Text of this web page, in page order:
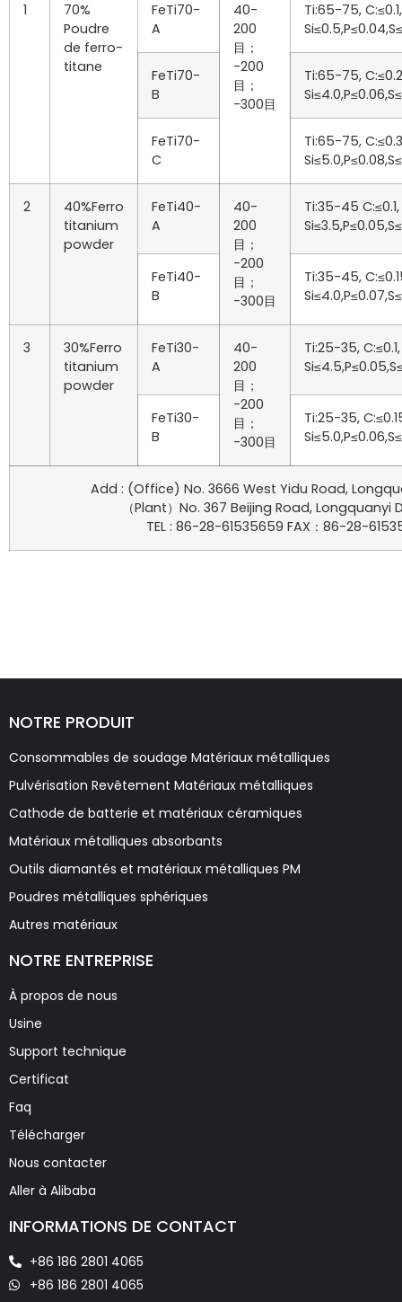
1
70%
Poudre
de ferro-
titane
FeTi70-
A
40-
200
目；
-200
目；
-300目
Ti:65-75, C:≤0.1,
FeTi70-
B
Ti:65-75,
FeTi70-
C
Ti:65-75,
2
40%Ferro
titanium
powder
FeTi40-
A
40-
200
目；
-200
目；
-300目
Ti:35-45 C:≤0.1,
FeTi40-
B
Ti:35-45,
3
30%Ferro
titanium
powder
FeTi30-
A
40-
200
目；
-200
目；
-300目
Ti:25-35, C:≤0.1,
FeTi30-
B
Ti:25-35,
Add : (Office) No. 3666 West Yidu Road,
（Plant）No. 367 Beijing Road,
TEL : 86-28-61535659 FAX：86-28-
NOTRE PRODUIT
Consommables de soudage Matériaux métalliques
Pulvérisation Revêtement Matériaux métalliques
Cathode de batterie et matériaux céramiques
Matériaux métalliques absorbants
Outils diamantés et matériaux métalliques PM
Poudres métalliques sphériques
Autres matériaux
NOTRE ENTREPRISE
À propos de nous
Usine
Support technique
Certificat
Faq
Télécharger
Nous contacter
Aller à Alibaba
INFORMATIONS DE CONTACT
+86 186 2801 4065
+86 186 2801 4065